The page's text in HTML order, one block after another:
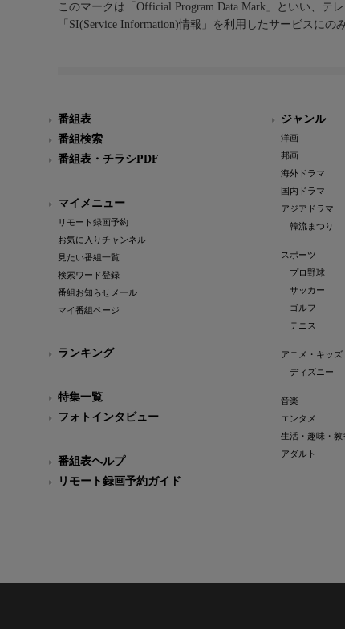
このマークは「Official Program Data Mark」といい、テ
「SI(Service Information)情報」を利用したサービスにの
番組表
番組検索
番組表・チラシPDF
マイメニュー
リモート録画予約
お気に入りチャンネル
見たい番組一覧
検索ワード登録
番組お知らせメール
マイ番組ページ
ランキング
特集一覧
フォトインタビュー
番組表ヘルプ
リモート録画予約ガイド
ジャンル
洋画
邦画
海外ドラマ
国内ドラマ
アジアドラマ
韓流まつり
スポーツ
プロ野球
サッカー
ゴルフ
テニス
アニメ・キッズ
ディズニー
音楽
エンタメ
生活・趣味・教
アダルト